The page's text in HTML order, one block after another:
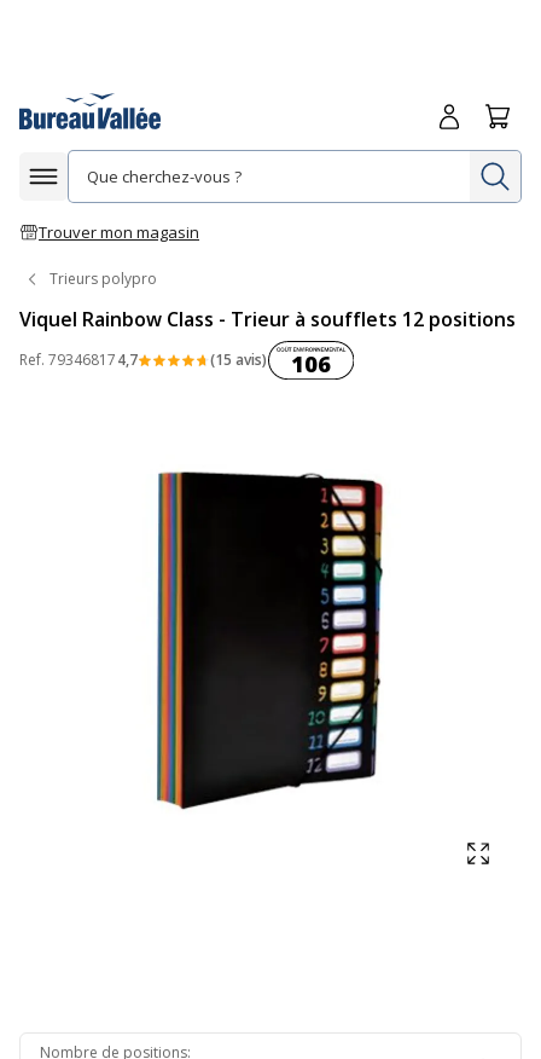
Afficher la navigation
Trouver mon magasin
Me
Trieurs polypro
Viquel Rainbow Class - Trieur à soufflets 12 positions
Ref. 793468174,7 (15 avis)Coût environnemental :
106
Nombre de positions: